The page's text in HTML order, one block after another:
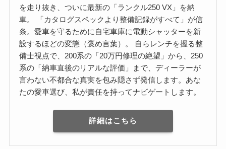
を走り抜き、ついに最新の「ランクル250 VX」を納
車。 「カタログスペックより整備記録がすべて」が信
条。愛車を守るために自宅車庫に電動シャッターを新
設するほどの変態（褒め言葉）。 自らレンチを握る整
備士視点で、200系の「20万円修理の絶望」から、250
系の「納車直後のリアルな評価」まで、ディーラーが
言わない不都合な真実を包み隠さず発信します。あな
たの愛車選び、私が責任を持ってナビゲートします。
詳細はこちら